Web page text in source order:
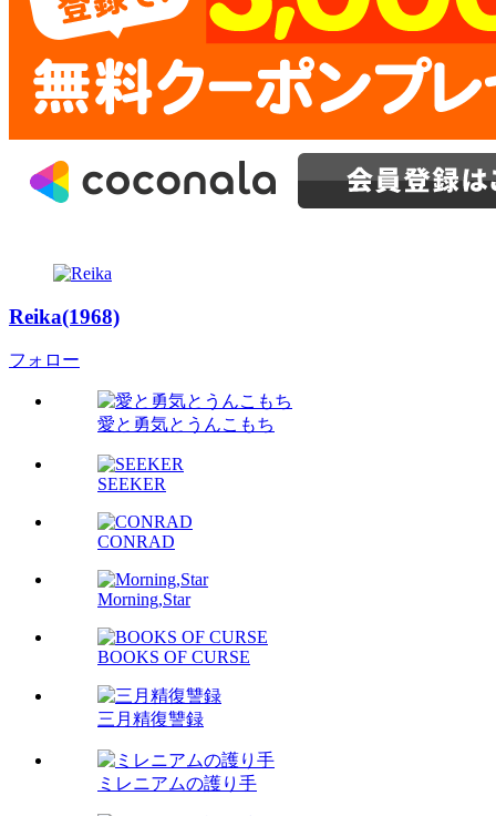
Reika(1968)
フォロー
愛と勇気とうんこもち
SEEKER
CONRAD
Morning,Star
BOOKS OF CURSE
三月精復讐録
ミレニアムの護り手